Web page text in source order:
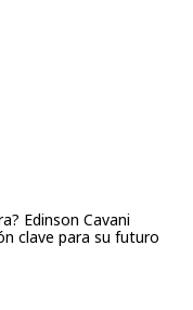
Edinson Cavani
clave para su futuro